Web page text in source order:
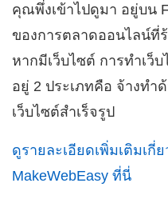
คุณพึ่งเข้าไปดูมา อยู่บน
ของการตลาดออนไลน์ที่
หากมีเว็บไซต์ การทำเว็
อยู่ 2 ประเภทคือ จ้างทำ
เว็บไซต์สำเร็จรูป
ดูรายละเอียดเพิ่มเติมเกี่
MakeWebEasy ที่นี่